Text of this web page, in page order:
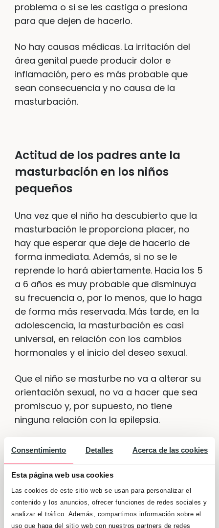
Consentimiento Detalles Acerca de las cookies
Esta página web usa cookies
Las cookies de este sitio web se usan para personalizar el
contenido y los anuncios, ofrecer funciones de redes sociales y
analizar el tráfico. Además, compartimos información sobre el
uso que haga del sitio web con nuestros partners de redes
problema o si se les castiga o presiona
para que dejen de hacerlo.
No hay causas médicas. La irritación del
área genital puede producir dolor e
inflamación, pero es más probable que
sean consecuencia y no causa de la
masturbación.
Actitud de los padres ante la
masturbación en los niños
pequeños
Una vez que el niño ha descubierto que la
masturbación le proporciona placer, no
hay que esperar que deje de hacerlo de
forma inmediata. Además, si no se le
reprende lo hará abiertamente. Hacia los 5
a 6 años es muy probable que disminuya
su frecuencia o, por lo menos, que lo haga
de forma más reservada. Más tarde, en la
adolescencia, la masturbación es casi
universal, en relación con los cambios
hormonales y el inicio del deseo sexual.
Que el niño se masturbe no va a alterar su
orientación sexual, no va a hacer que sea
promiscuo y, por supuesto, no tiene
ninguna relación con la epilepsia.
Si consideramos que casi todos los niños
y que lo hacen porque realmente les
gusta, no habría que hacer nada, salvo
dejar al niño tranquilo. Conviene tener
claro que aunque los padres lo intenten,